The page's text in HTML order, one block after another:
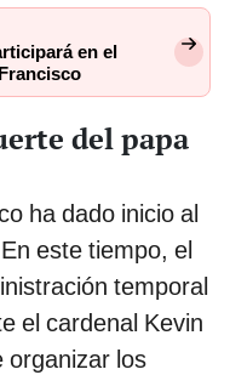
en el
del papa
ha dado inicio al
este tiempo, el
temporal
el cardenal Kevin
organizar los